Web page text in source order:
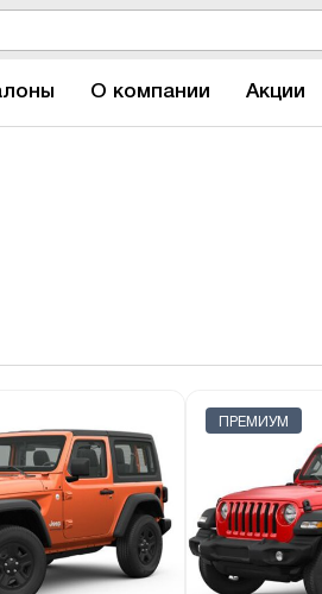
О компании Акции
ПРЕМИУМ